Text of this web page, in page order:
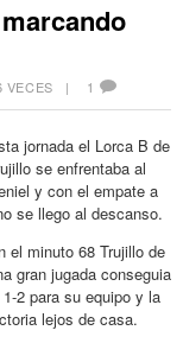
VECES | 1
jornada el Lorca B de
se enfrentaba al
y con el empate a
se llego al descanso.
el minuto 68 Trujillo de
gran jugada conseguia
2 para su equipo y la
lejos de casa.